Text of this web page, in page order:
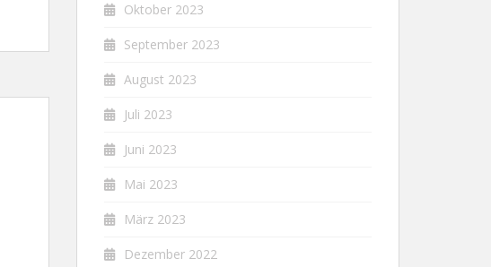
Oktober 2023
September 2023
August 2023
Juli 2023
Juni 2023
Mai 2023
März 2023
Dezember 2022